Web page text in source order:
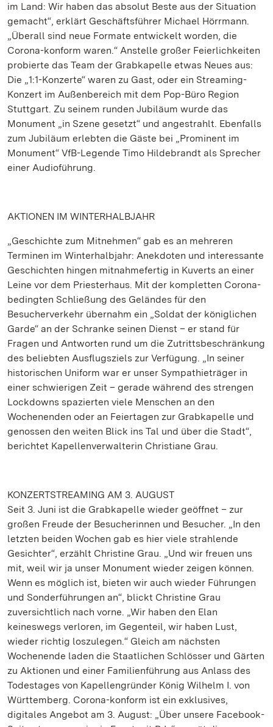
im Land: Wir haben das absolut Beste aus der Situation
gemacht“, erklärt Geschäftsführer Michael Hörrmann.
„Überall sind neue Formate entwickelt worden, die
Corona-konform waren.“ Anstelle großer Feierlichkeiten
probierte das Team der Grabkapelle etwas Neues aus:
Die „1:1-Konzerte“ waren zu Gast, oder ein Streaming-
Konzert im Außenbereich mit dem Pop-Büro Region
Stuttgart. Zu seinem runden Jubiläum wurde das
Monument „in Szene gesetzt“ und angestrahlt. Ebenfalls
zum Jubiläum erlebten die Gäste bei „Prominent im
Monument“ VfB-Legende Timo Hildebrandt als Sprecher
einer Audioführung.
AKTIONEN IM WINTERHALBJAHR
„Geschichte zum Mitnehmen“ gab es an mehreren
Terminen im Winterhalbjahr: Anekdoten und interessante
Geschichten hingen mitnahmefertig in Kuverts an einer
Leine vor dem Priesterhaus. Mit der kompletten Corona-
bedingten Schließung des Geländes für den
Besucherverkehr übernahm ein „Soldat der königlichen
Garde“ an der Schranke seinen Dienst – er stand für
Fragen und Antworten rund um die Zutrittsbeschränkung
des beliebten Ausflugsziels zur Verfügung. „In seiner
historischen Uniform war er unser Sympathieträger in
einer schwierigen Zeit – gerade während des strengen
Lockdowns spazierten viele Menschen an den
Wochenenden oder an Feiertagen zur Grabkapelle und
genossen den weiten Blick ins Tal und über die Stadt“,
berichtet Kapellenverwalterin Christiane Grau.
KONZERTSTREAMING AM 3. AUGUST
Seit 3. Juni ist die Grabkapelle wieder geöffnet – zur
großen Freude der Besucherinnen und Besucher. „In den
letzten beiden Wochen gab es hier viele strahlende
Gesichter“, erzählt Christine Grau. „Und wir freuen uns
mit, weil wir ja unser Monument wieder zeigen können.
Wenn es möglich ist, bieten wir auch wieder Führungen
und Sonderführungen an“, blickt Christine Grau
zuversichtlich nach vorne. „Wir haben den Elan
keineswegs verloren, im Gegenteil, wir haben Lust,
wieder richtig loszulegen.“ Gleich am nächsten
Wochenende laden die Staatlichen Schlösser und Gärten
zu Aktionen und einer Familienführung aus Anlass des
Todestages von Kapellengründer König Wilhelm I. von
Württemberg. Corona-konform ist ein exklusives,
digitales Angebot am 3. August: „Über unsere Facebook-